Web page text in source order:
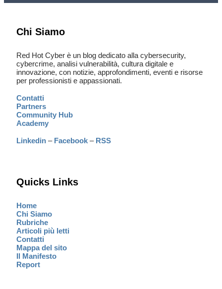
Chi Siamo
Red Hot Cyber è un blog dedicato alla cybersecurity,
cybercrime, analisi vulnerabilità, cultura digitale e
innovazione, con notizie, approfondimenti, eventi e risorse
per professionisti e appassionati.
Contatti
Partners
Community Hub
Academy
Linkedin – Facebook – RSS
Quicks Links
Home
Chi Siamo
Rubriche
Articoli più letti
Contatti
Mappa del sito
Il Manifesto
Report